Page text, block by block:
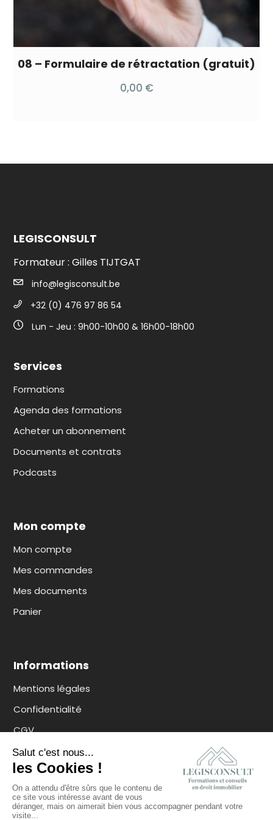
08 – Formulaire de rétractation (gratuit)
0,00 €
LEGISCONSULT
Formateur : Gilles TIJTGAT
info@legisconsult.be
+32 (0) 476 97 86 54
Lun - Jeu : 9h00-10h00 & 16h00-18h00
Services
Formations
Agenda des formations
Acheter un abonnement
Documents et contrats
Podcasts
Mon compte
Mon compte
Mes commandes
Mes documents
Panier
Informations
Mentions légales
Confidentialité
CGV
Contact